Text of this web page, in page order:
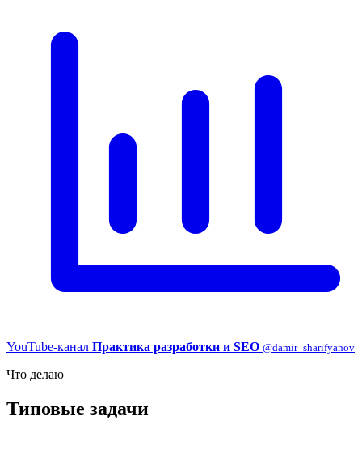
YouTube-канал Практика разработки и SEO @damir_sharifyanov
Что делаю
Типовые задачи